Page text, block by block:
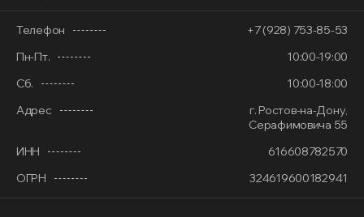
Телефон
+7 (928) 753-85-53
Пн-Пт.
10:00-19:00
Сб.
10:00-18:00
Адрес
г. Ростов-на-Дону,
Серафимовича 55
ИНН
616608782570
ОГРН
324619600182941